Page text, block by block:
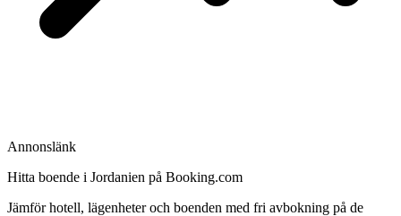
Annonslänk
Hitta boende i Jordanien på Booking.com
Jämför hotell, lägenheter och boenden med fri avbokning på de